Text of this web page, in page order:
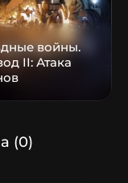
войны.
II: Атака
(0)